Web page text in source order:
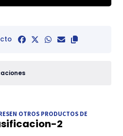
OTROS PRODUCTOS DE
2